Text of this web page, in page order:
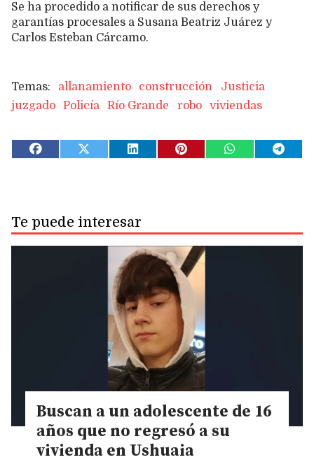
Se ha procedido a notificar de sus derechos y
garantías procesales a Susana Beatriz Juárez y
Carlos Esteban Cárcamo.
allanamiento construcción
Justicia
juzgado
Policía Río Grande robo viviendas
Te puede interesar
Buscan a un adolescente de 16
años que no regresó a su
vivienda en Ushuaia